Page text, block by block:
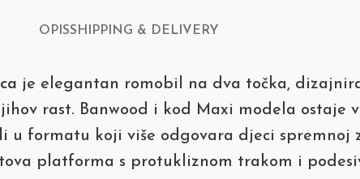
OPISSHIPPING & DELIVERY
je elegantan romobil na dva točka,
rast. Banwood i kod Maxi modela ostaje
u formatu koji više odgovara djeci spremnoj
platforma s protukliznom trakom i